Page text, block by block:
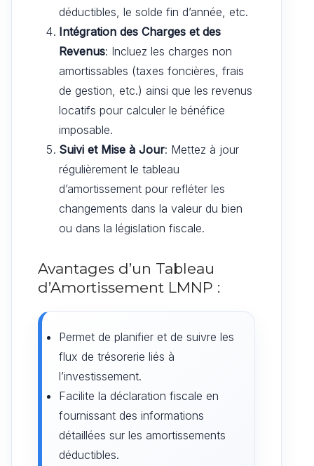
déductibles, le solde fin d’année, etc.
Intégration des Charges et des
Revenus: Incluez les charges non
amortissables (taxes foncières, frais
de gestion, etc.) ainsi que les revenus
locatifs pour calculer le bénéfice
imposable.
Suivi et Mise à Jour: Mettez à jour
régulièrement le tableau
d’amortissement pour refléter les
changements dans la valeur du bien
ou dans la législation fiscale.
Avantages d’un Tableau
d’Amortissement LMNP :
Permet de planifier et de suivre les
flux de trésorerie liés à
l’investissement.
Facilite la déclaration fiscale en
fournissant des informations
détaillées sur les amortissements
déductibles.